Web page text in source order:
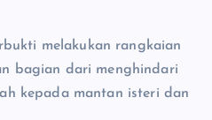
melakukan rangkaian
bagian dari menghindari
kepada mantan isteri dan